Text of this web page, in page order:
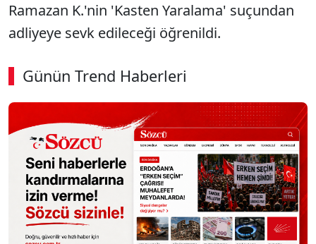
Ramazan K.'nin 'Kasten Yaralama' suçundan
adliyeye sevk edileceği öğrenildi.
Günün Trend Haberleri